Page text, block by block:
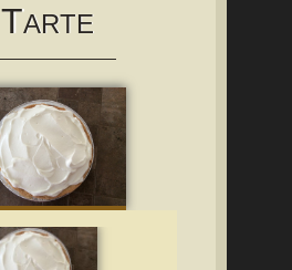
TARTE